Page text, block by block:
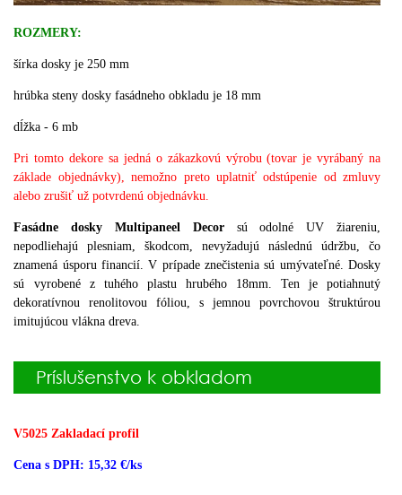
ROZMERY:
šírka dosky je 250 mm
hrúbka steny dosky fasádneho obkladu je 18 mm
dĺžka - 6 mb
Pri tomto dekore sa jedná o zákazkovú výrobu (tovar je vyrábaný na
základe objednávky), nemožno preto uplatniť odstúpenie od zmluvy
alebo zrušiť už potvrdenú objednávku.
Fasádne dosky Multipaneel Decor sú odolné UV žiareniu,
nepodliehajú plesniam, škodcom, nevyžadujú následnú údržbu, čo
znamená úsporu financií.
V prípade znečistenia sú umývateľné. Dosky
sú vyrobené z tuhého plastu hrubého 18mm. Ten je potiahnutý
dekoratívnou renolitovou fóliou, s jemnou povrchovou štruktúrou
imitujúcou vlákna dreva.
Príslušenstvo k obkladom
V5025 Zakladací profil
Cena s DPH: 15,32 €/ks